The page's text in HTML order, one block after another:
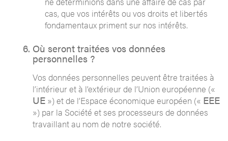
cas, que vos intérêts ou vos droits et libertés
fondamentaux priment sur nos intérêts.
Où seront traitées vos données
personnelles ?
Vos données personnelles peuvent être traitées à
l’intérieur et à l’extérieur de l’Union européenne («
UE ») et de l’Espace économique européen (« EEE
») par la Société et ses processeurs de données
travaillant au nom de notre société.